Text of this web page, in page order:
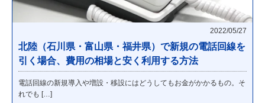
2022/05/27
北陸（石川県・富山県・福井県）で新規の電話回線を
引く場合、費用の相場と安く利用する方法
電話回線の新規導入や増設・移設にはどうしてもお金がかかるもの。そ
れでも […]